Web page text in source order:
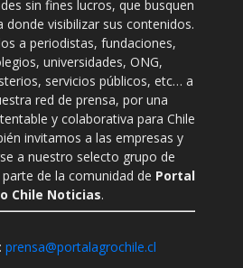
sin fines lucros, que busquen
donde visibilizar sus contenidos.
a periodistas, fundaciones,
universidades, ONG,
servicios públicos, etc… a
red de prensa, por una
y colaborativa para Chile
invitamos a las empresas y
a nuestro selecto grupo de
de la comunidad de Portal
Chile Noticias.
prensa@portalagrochile.cl